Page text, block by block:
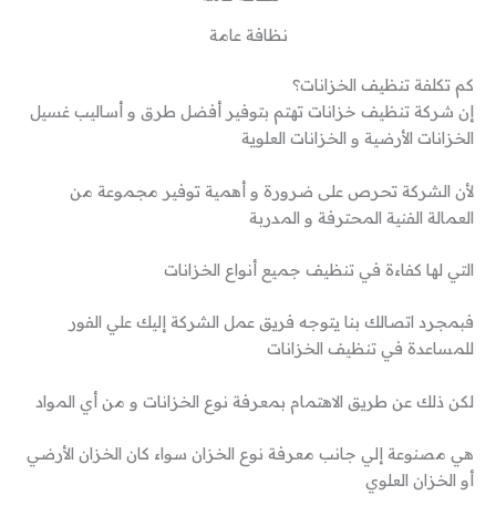
نظافة عامة
كم تكلفة تنظيف الخزانات؟
إن شركة تنظيف خزانات تهتم بتوفير أفضل طرق و أساليب غسيل
الخزانات الأرضية و الخزانات العلوية
لأن الشركة تحرص على ضرورة و أهمية توفير مجموعة من
العمالة الفنية المحترفة و المدربة
التي لها كفاءة في تنظيف جميع أنواع الخزانات
فبمجرد اتصالك بنا يتوجه فريق عمل الشركة إليك علي الفور
للمساعدة في تنظيف الخزانات
لكن ذلك عن طريق الاهتمام بمعرفة نوع الخزانات و من أي المواد
هي مصنوعة إلي جانب معرفة نوع الخزان سواء كان الخزان الأرضي
أو الخزان العلوي